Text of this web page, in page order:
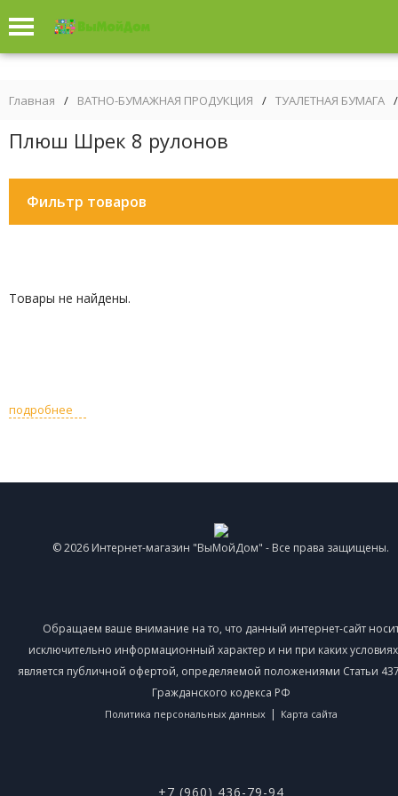
Главная / ВАТНО-БУМАЖНАЯ ПРОДУКЦИЯ / ТУАЛЕТНАЯ БУМАГА /
Плюш Шрек 8 рулонов
Фильтр товаров
Товары не найдены.
подробнее
© 2026 Интернет-магазин "ВыМойДом" - Все права защищены.
Обращаем ваше внимание на то, что данный интернет-сайт
исключительно информационный характер и ни при каких
является публичной офертой, определяемой положениями Статьи
Гражданского кодекса РФ
Политика персональных данных | Карта сайта
+7 (960) 436-79-94